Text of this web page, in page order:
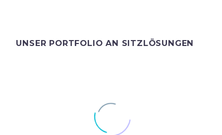
UNSER PORTFOLIO AN SITZLÖSUNGEN